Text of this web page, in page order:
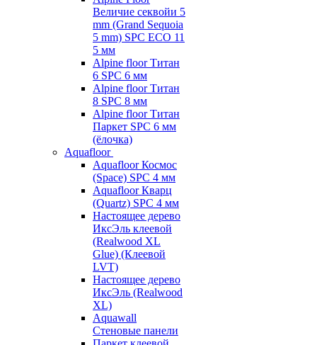
Величие секвойи 5
mm (Grand Sequoia
5 mm) SPC ECO 11
5 мм
Alpine floor Титан
6 SPC 6 мм
Alpine floor Титан
8 SPC 8 мм
Alpine floor Титан
Паркет SPC 6 мм
(ёлочка)
Aquafloor
Aquafloor Космос
(Space) SPC 4 мм
Aquafloor Кварц
(Quartz) SPC 4 мм
Настоящее дерево
ИксЭль клеевой
(Realwood XL
Glue) (Клеевой
LVT)
Настоящее дерево
ИксЭль (Realwood
XL)
Aquawall
Стеновые панели